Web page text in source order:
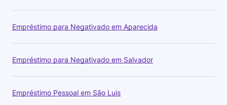
Empréstimo para Negativado em Aparecida
Empréstimo para Negativado em Salvador
Empréstimo Pessoal em São Luis